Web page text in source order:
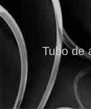
Tubo de